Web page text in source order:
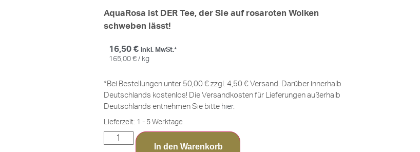
AquaRosa ist DER Tee, der Sie auf rosaroten Wolken
schweben lässt!
16,50 € inkl. MwSt.*
165,00 €/ kg
*Bei Bestellungen unter 50,00 € zzgl. 4,50 € Versand. Darüber innerhalb
Deutschlands kostenlos! Die Versandkosten für Lieferungen außerhalb
Deutschlands entnehmen Sie bitte hier.
Lieferzeit: 1 - 5 Werktage
In den Warenkorb